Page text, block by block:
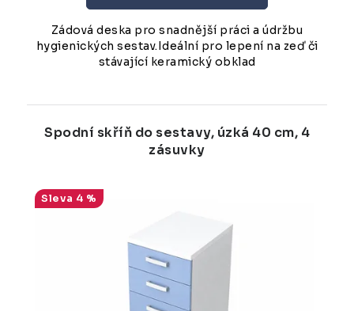
Zádová deska pro snadnější práci a údržbu
hygienických sestav.Ideální pro lepení na zeď či
stávající keramický obklad
Spodní skříň do sestavy, úzká 40 cm, 4
zásuvky
4 %